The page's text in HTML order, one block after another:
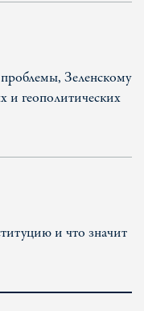
Зеленскому
и геополитических
и что значит